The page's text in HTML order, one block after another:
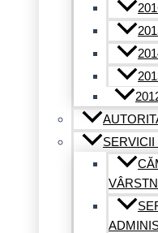
SERVICII